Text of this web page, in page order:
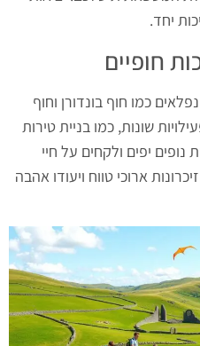
יחד.
חופיים
כמו חוף בונדורן וחוף
שונות, כמו בניית טירות
נופים יפים ולקחים על חיי
ארוכי טווח ויעודו אהבה